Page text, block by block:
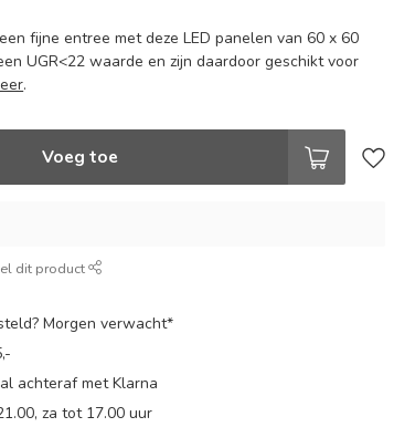
fijne entree met deze LED panelen van 60 x 60
UGR<22 waarde en zijn daardoor geschikt voor
.
Voeg toe
dit product
Morgen verwacht*
achteraf met Klarna
za tot 17.00 uur